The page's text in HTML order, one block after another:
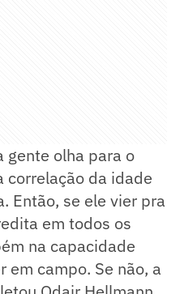
gente olha para o
correlação da idade
Então, se ele vier pra
em todos os
na capacidade
campo. Se não, a